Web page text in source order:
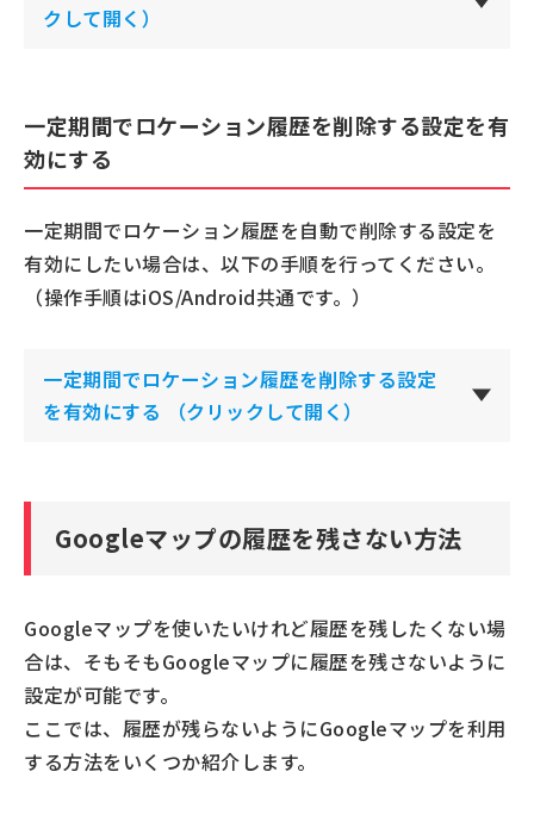
クして開く）
一定期間でロケーション履歴を削除する設定を有
効にする
一定期間でロケーション履歴を自動で削除する設定を
有効にしたい場合は、以下の手順を行ってください。
（操作手順はiOS/Android共通です。）
一定期間でロケーション履歴を削除する設定
を有効にする
（クリックして開く）
Googleマップの履歴を残さない方法
Googleマップを使いたいけれど履歴を残したくない場
合は、そもそもGoogleマップに履歴を残さないように
設定が可能です。
ここでは、履歴が残らないようにGoogleマップを利用
する方法をいくつか紹介します。